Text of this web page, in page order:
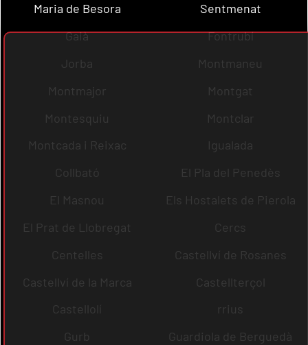
Maria de Besora
Sentmenat
Gaià
Fontrubí
Jorba
Montmaneu
Montmajor
Montgat
Montesquiu
Montclar
Montcada i Reixac
Igualada
Collbató
El Pla del Penedès
El Masnou
Els Hostalets de Pierola
El Prat de Llobregat
Cercs
Centelles
Castellví de Rosanes
Castellví de la Marca
Castellterçol
Castellolí
rrius
Gurb
Guardiola de Berguedà